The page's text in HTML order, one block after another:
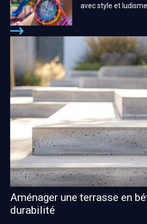
avec style et ludisme
Aménager une terrasse en
durabilité